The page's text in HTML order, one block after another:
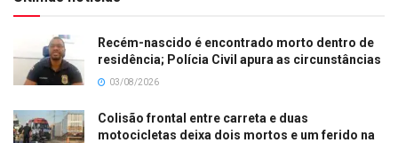
Recém-nascido é encontrado morto dentro de
residência; Polícia Civil apura as circunstâncias
03/08/2026
Colisão frontal entre carreta e duas
motocicletas deixa dois mortos e um ferido na